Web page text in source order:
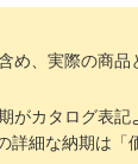
め、実際の商品
がカタログ表記
詳細な納期は「